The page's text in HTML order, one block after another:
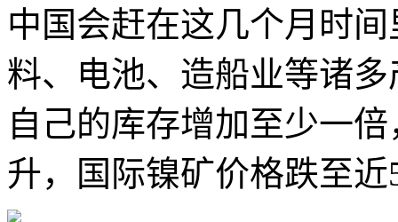
中国会赶在这几个月时
料、电池、造船业等诸
自己的库存增加至少一
升，国际镍矿价格跌至